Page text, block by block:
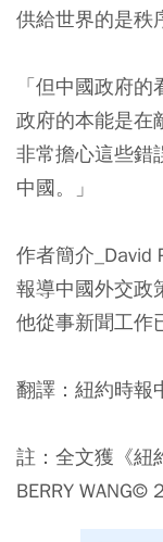
供給世界的是秩
「但中國政府
政府的本能是在
非常擔心這些錯
中國。」
作者簡介_David
報導中國外交政
他從事新聞工作
翻譯：紐約時報
註：全文獲《紐
BERRY WANG©